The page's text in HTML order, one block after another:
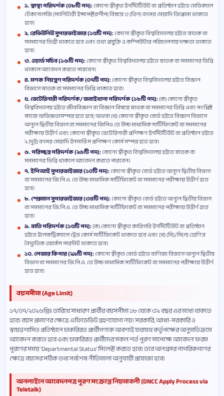
১. স্বাস্থ্য পরিদর্শক (০৮টি পদ):কোনো স্বীকৃত ইনস্টিটিউট বা প্রতিষ্ঠান হইতে মেডিক্যাল
টেকনোলজি (স্যানিটারী ইন্সপেক্টরশীপ) বিষয়ে ৩ (তিন) বৎসর মেয়াদি ডিপ্লোমা থাকতে
হবে।
২. রেভিউনিউ সুপারভাইজার (১৫টি পদ):কোনো স্বীকৃত বিশ্ববিদ্যালয় হইতে স্নাতক বা
সমমানের ডিগ্রী থাকতে হবে এবং তথ্য প্রযুক্তি ও কম্পিউটার পরিচালনায় দক্ষতা থাকতে
হবে।
৩. ওয়ার্ড সচিব (১৬টি পদ):কোনো স্বীকৃত বিশ্ববিদ্যালয় হইতে স্নাতক বা সমমানের ডিগ্রি
থাকলে আবেদন করতে পারবেন।
৪. মশক নিয়ন্ত্রণ পরিদর্শক (০৭টি পদ):কোনো স্বীকৃত বিশ্ববিদ্যালয় হইতে বিজ্ঞান
বিভাগে স্নাতক বা সমমানের ডিগ্রি থাকতে হবে।
৫. ভেটেরিনারী পরিদর্শক/ জবাইখানা পরিদর্শক (১৮টি পদ):(ক) কোনো স্বীকৃত
বিশ্ববিদ্যালয় হইতে জীববিজ্ঞান বা বিজ্ঞান বিষয়ে স্নাতক বা সমমানের ডিগ্রি এবং সংশ্লিষ্ট
কাজে অভিজ্ঞতাসম্পন্ন হতে হবে; অথবা (খ) কোনো স্বীকৃত বোর্ড হইতে বিজ্ঞান বিভাগে
অন্যূন দ্বিতীয় বিভাগ বা সমমানের জিপিএ তে উচ্চ মাধ্যমিক সার্টিফিকেট বা সমমানের
পরীক্ষায় উত্তীর্ণ এবং কোনো স্বীকৃত ভেটেরিনারী প্রশিক্ষণ ইনস্টিটিউট বা প্রতিষ্ঠান হইতে
২ (দুই) বৎসর মেয়াদি ইনসার্ভিস প্রশিক্ষণ কোর্স সম্পন্ন হতে হবে।
৬. পরিচ্ছন্ন পরিদর্শক (২৬টি পদ):কোনো স্বীকৃত বিশ্ববিদ্যালয় হইতে স্নাতক বা
সমমানের ডিগ্রি থাকলে আবেদন করতে পারবেন।
৭. ইপিআই সুপারভাইজার (১০টি পদ):কোনো স্বীকৃত বোর্ড হইতে অন্যূন দ্বিতীয় বিভাগ
বা সমমানের জি.পি.এ. তে উচ্চ মাধ্যমিক সার্টিফিকেট বা সমমানের পরীক্ষায় উত্তীর্ণ হতে
হবে।
৮. স্প্রেম্যান সুপারভাইজার (৩৪টি পদ):কোনো স্বীকৃত বোর্ড হইতে অন্যূন দ্বিতীয় বিভাগ
বা সমমানের জি.পি.এ. তে উচ্চ মাধ্যমিক সার্টিফিকেট বা সমমানের পরীক্ষায় উত্তীর্ণ হতে
হবে।
৯. বাতি পরিদর্শক (১৫টি পদ):(ক) কোনো স্বীকৃত কারিগরি ইনস্টিটিউট বা প্রতিষ্ঠান
হইতে ইলেকট্রিক্যালে ট্রেড কোর্স সার্টিফিকেট থাকতে হবে এবং (খ) (বি)/সি(গ) শ্রেণি'র
বৈদ্যুতিক ওয়ার্কস পারমিট থাকতে হবে।
১০. লেজার কিপার (২৯টি পদ):কোনো স্বীকৃত বোর্ড হইতে বাণিজ্য বিভাগে অন্যূন দ্বিতীয়
বিভাগ বা সমমানের জি.পি.এ. তে উচ্চ মাধ্যমিক সার্টিফিকেট বা সমমানের পরীক্ষায় উত্তীর্ণ
হতে হবে।
বয়সসীমা (Age Limit)
১৭/০৭/২০২৬খ্রিঃ তারিখে সাধারণ প্রার্থীর বয়সসীমা ১৮ থেকে ৩২ বছর এর মধ্যে থাকতে
হবে। বয়স প্রমাণের ক্ষেত্রে এফিডেভিট গ্রহণযোগ্য নয়। সরকারি, আধা-সরকারি ও
স্বায়ত্তশাসিত প্রতিষ্ঠানে চাকরিরত প্রার্থীগণকে অবশ্যই যথাযথ কর্তৃপক্ষের অনুমতিক্রমে
আবেদন করতে হবে এবং চাকরিরত প্রার্থীদের সকল শর্ত পূরণ সাপেক্ষে আবেদন ফরম
পূরণের সময় 'Departmental Status' সিলেক্ট করতে হবে। তবে অনগ্রসর নাগরিকগণের
ক্ষেত্রে বয়সের সঠিক তথ্য সর্বশেষ নীতিমালা অনুযায়ী প্রযোজ্য হবে।
অনলাইনে আবেদনপত্র পূরণ সংক্রান্ত নিয়মাবলী (DNCC Apply Process via
Teletalk)